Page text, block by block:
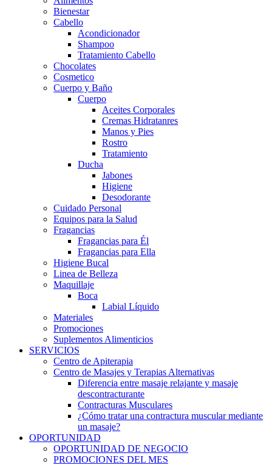
Bienestar
Cabello
Acondicionador
Shampoo
Tratamiento Cabello
Chocolates
Cosmetico
Cuerpo y Baño
Cuerpo
Aceites Corporales
Cremas Hidratanres
Manos y Pies
Rostro
Tratamiento
Ducha
Jabones
Higiene
Desodorante
Cuidado Personal
Equipos para la Salud
Fragancias
Fragancias para Él
Fragancias para Ella
Higiene Bucal
Linea de Belleza
Maquillaje
Boca
Labial Líquido
Materiales
Promociones
Suplementos Alimenticios
SERVICIOS
Centro de Apiterapia
Centro de Masajes y Terapias Alternativas
Diferencia entre masaje relajante y masaje
descontracturante
Contracturas Musculares
¿Cómo tratar una contractura muscular mediante
un masaje?
OPORTUNIDAD
OPORTUNIDAD DE NEGOCIO
PROMOCIONES DEL MES